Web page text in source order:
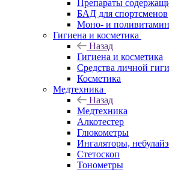
Препараты
БАД для спортсменов
Моно- и
Гигиена и косметика
Назад
Гигиена и косметика
Средства личной
Косметика
Медтехника
Назад
Медтехника
Алкотестер
Глюкометры
Ингаляторы,
Стетоскоп
Тонометры